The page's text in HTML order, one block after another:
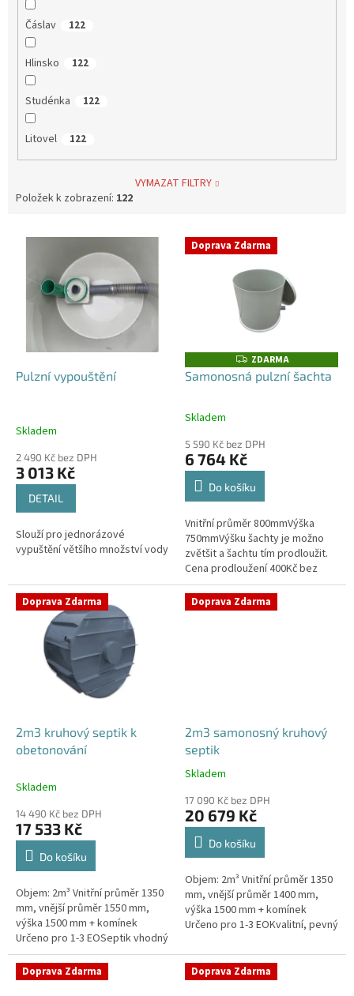
Čáslav 122
Hlinsko 122
Studénka 122
Litovel 122
VYMAZAT FILTRY
Položek k zobrazení: 122
Pulzní vypouštění
Skladem
2 490 Kč bez DPH
3 013 Kč
DETAIL
Slouží pro jednorázové
vypuštění většího množství vody
Doprava Zdarma
Z
D
A
ZDARMA
Samonosná pulzní šachta
Průměrné
produktu
je
4,0
hvězdiček.
Skladem
5 590 Kč bez DPH
6 764 Kč
Do košíku
Vnitřní průměr 800mmVýška
750mmVýšku šachty je možno
zvětšit a šachtu tím prodloužit.
Cena prodloužení 400Kč bez
DPH/10cm.V případě potřeby
prodloužení šachty napište
svůj...
Doprava Zdarma
2m3 kruhový septik k
obetonování
Skladem
14 490 Kč bez DPH
17 533 Kč
Do košíku
Objem: 2m³ Vnitřní průměr 1350
mm, vnější průměr 1550 mm,
výška 1500 mm + komínek
Určeno pro 1-3 EOSeptik vhodný
pod parkovací stání,
komunikace a do jílovité
zeminyPrůměr...
Doprava Zdarma
2m3 samonosný kruhový
septik
Průměrné
produktu
je
4,6
hvězdiček.
Skladem
17 090 Kč bez DPH
20 679 Kč
Do košíku
Objem: 2m³ Vnitřní průměr 1350
mm, vnější průměr 1400 mm,
výška 1500 mm + komínek
Určeno pro 1-3 EOKvalitní, pevný
obetonováníPrůměr a pozici
přítoku a odtoku...
Doprava Zdarma Doprava Zdarma